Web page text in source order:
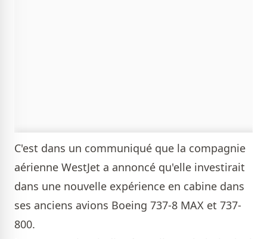
C'est dans un communiqué que la compagnie
aérienne WestJet a annoncé qu'elle investirait
dans une nouvelle expérience en cabine dans
ses anciens avions Boeing 737-8 MAX et 737-
800.